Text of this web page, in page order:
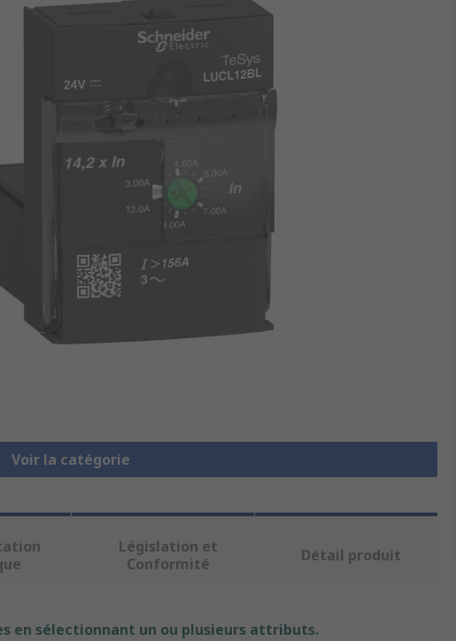
Voir la catégorie
Législation et
Conformité
Détail produit
en sélectionnant un ou plusieurs attributs.